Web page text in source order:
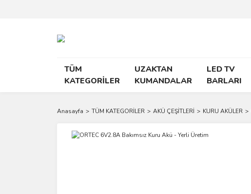
TÜM
KATEGORİLER
UZAKTAN
KUMANDALAR
LED TV
BARLARI
Anasayfa TÜM KATEGORİLER AKÜ ÇEŞİTLERİ KURU AKÜLER